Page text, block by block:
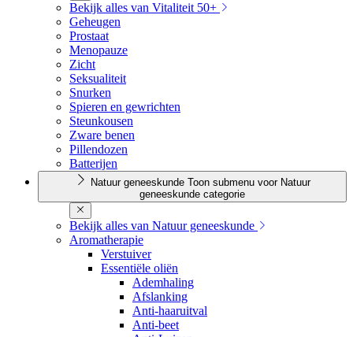
Bekijk alles van Vitaliteit 50+
Geheugen
Prostaat
Menopauze
Zicht
Seksualiteit
Snurken
Spieren en gewrichten
Steunkousen
Zware benen
Pillendozen
Batterijen
Natuur geneeskunde Toon submenu voor Natuur
geneeskunde categorie
Bekijk alles van Natuur geneeskunde
Aromatherapie
Verstuiver
Essentiële oliën
Ademhaling
Afslanking
Anti-haaruitval
Anti-beet